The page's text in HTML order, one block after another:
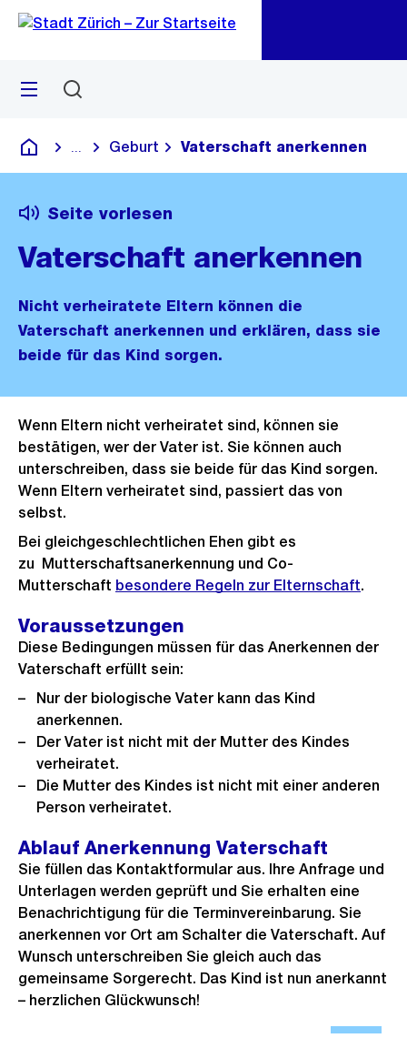
Navigation
Sprunglink
Menü
Deutsch
Blende alle Breadcrumbs ein
Geburt Vaterschaft anerkennen
Seite vorlesen
Vaterschaft anerkennen
Nicht verheiratete Eltern können die
Vaterschaft anerkennen und erklären, dass sie
beide für das Kind sorgen.
Wenn Eltern nicht verheiratet sind, können sie
bestätigen, wer der Vater ist. Sie können auch
unterschreiben, dass sie beide für das Kind sorgen.
Wenn Eltern verheiratet sind, passiert das von
selbst.
Bei gleichgeschlechtlichen Ehen gibt es
zu Mutterschaftsanerkennung und Co-
Mutterschaft besondere Regeln zur Elternschaft.
Voraussetzungen
Diese Bedingungen müssen für das Anerkennen der
Vaterschaft erfüllt sein:
Nur der biologische Vater kann das Kind
anerkennen.
Der Vater ist nicht mit der Mutter des Kindes
verheiratet.
Die Mutter des Kindes ist nicht mit einer anderen
Person verheiratet.
Ablauf Anerkennung Vaterschaft
Sie füllen das Kontaktformular aus. Ihre Anfrage und
Unterlagen werden geprüft und Sie erhalten eine
Benachrichtigung für die Terminvereinbarung. Sie
anerkennen vor Ort am Schalter die Vaterschaft. Auf
Wunsch unterschreiben Sie gleich auch das
gemeinsame Sorgerecht. Das Kind ist nun anerkannt
– herzlichen Glückwunsch!